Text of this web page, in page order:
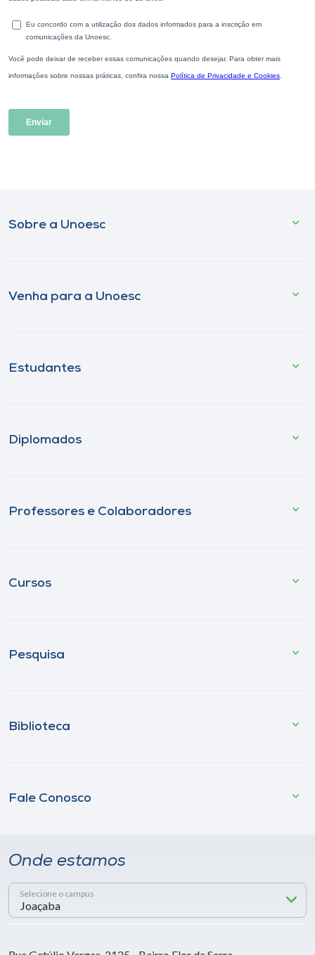
Sobre a Unoesc
Venha para a Unoesc
Estudantes
Diplomados
Professores e Colaboradores
Cursos
Pesquisa
Biblioteca
Fale Conosco
Onde estamos
Selecione o campus